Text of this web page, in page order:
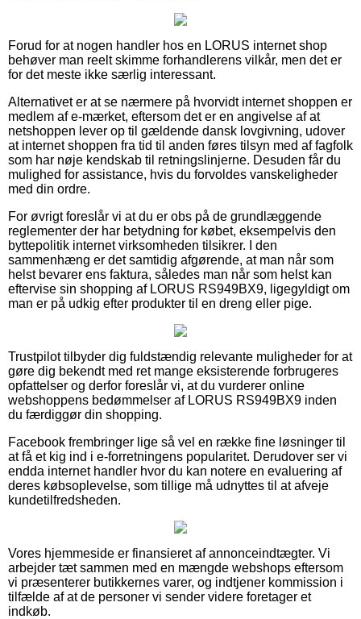
Forud for at nogen handler hos en LORUS internet shop
behøver man reelt skimme forhandlerens vilkår, men det er
for det meste ikke særlig interessant.
Alternativet er at se nærmere på hvorvidt internet shoppen er
medlem af e-mærket, eftersom det er en angivelse af at
netshoppen lever op til gældende dansk lovgivning, udover
at internet shoppen fra tid til anden føres tilsyn med af fagfolk
som har nøje kendskab til retningslinjerne. Desuden får du
mulighed for assistance, hvis du forvoldes vanskeligheder
med din ordre.
For øvrigt foreslår vi at du er obs på de grundlæggende
reglementer der har betydning for købet, eksempelvis den
byttepolitik internet virksomheden tilsikrer. I den
sammenhæng er det samtidig afgørende, at man når som
helst bevarer ens faktura, således man når som helst kan
eftervise sin shopping af LORUS RS949BX9, ligegyldigt om
man er på udkig efter produkter til en dreng eller pige.
Trustpilot tilbyder dig fuldstændig relevante muligheder for at
gøre dig bekendt med ret mange eksisterende forbrugeres
opfattelser og derfor foreslår vi, at du vurderer online
webshoppens bedømmelser af LORUS RS949BX9 inden
du færdiggør din shopping.
Facebook frembringer lige så vel en række fine løsninger til
at få et kig ind i e-forretningens popularitet. Derudover ser vi
endda internet handler hvor du kan notere en evaluering af
deres købsoplevelse, som tillige må udnyttes til at afveje
kundetilfredsheden.
Vores hjemmeside er finansieret af annonceindtægter. Vi
arbejder tæt sammen med en mængde webshops eftersom
vi præsenterer butikkernes varer, og indtjener kommission i
tilfælde af at de personer vi sender videre foretager et
indkøb.